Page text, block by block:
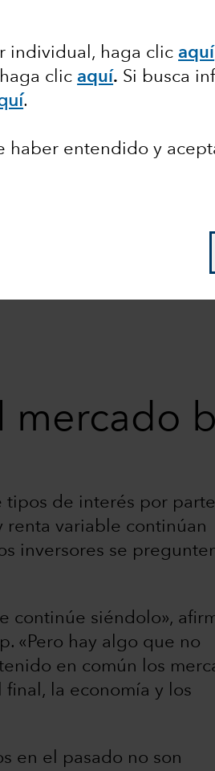
individual, haga clicaquí
clicaquí. Si busca
.
haber entendido y
mercado
tipos de interés por
renta variable continúan
inversores se
continúe siéndolo»,
«Pero hay algo que no
en común los
la economía y los
en el pasado no son